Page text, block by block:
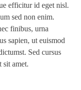
efficitur id eget nisl.
sed non enim.
finibus, urna
sapien, ut euismod
Sed cursus
sit amet.